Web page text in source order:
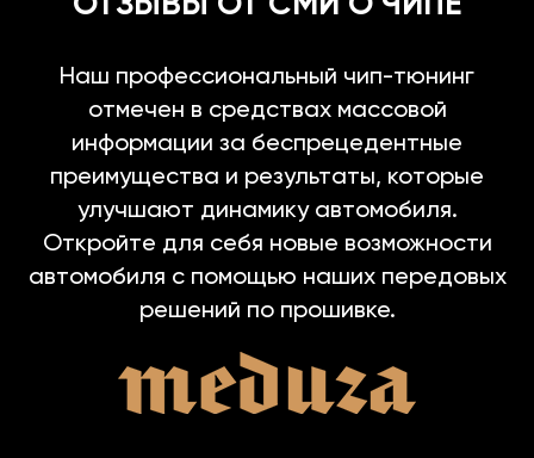
Наш профессиональный чип-тюнинг
отмечен в средствах массовой
информации за беспрецедентные
преимущества и результаты, которые
улучшают динамику автомобиля.
Откройте для себя новые возможности
автомобиля с помощью наших передовых
решений по прошивке.